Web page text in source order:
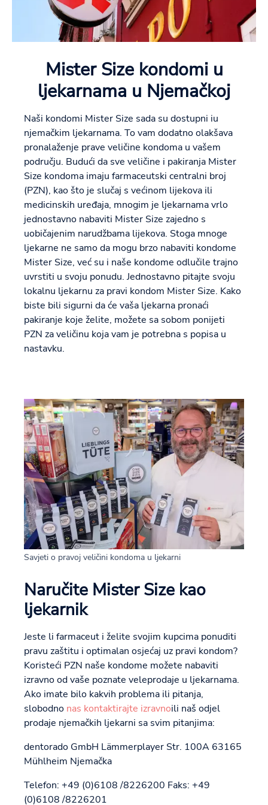
Mister Size kondomi u
ljekarnama u Njemačkoj
Naši kondomi Mister Size sada su dostupni iu
njemačkim ljekarnama. To vam dodatno olakšava
pronalaženje prave veličine kondoma u vašem
području. Budući da sve veličine i pakiranja Mister
Size kondoma imaju farmaceutski centralni broj
(PZN), kao što je slučaj s većinom lijekova ili
medicinskih uređaja, mnogim je ljekarnama vrlo
jednostavno nabaviti Mister Size zajedno s
uobičajenim narudžbama lijekova. Stoga mnoge
ljekarne ne samo da mogu brzo nabaviti kondome
Mister Size, već su i naše kondome odlučile trajno
uvrstiti u svoju ponudu. Jednostavno pitajte svoju
lokalnu ljekarnu za pravi kondom Mister Size. Kako
biste bili sigurni da će vaša ljekarna pronaći
pakiranje koje želite, možete sa sobom ponijeti
PZN za veličinu koja vam je potrebna s popisa u
nastavku.
Savjeti o pravoj veličini kondoma u ljekarni
Naručite Mister Size kao
ljekarnik
Jeste li farmaceut i želite svojim kupcima ponuditi
pravu zaštitu i optimalan osjećaj uz pravi kondom?
Koristeći PZN naše kondome možete nabaviti
izravno od vaše poznate veleprodaje u ljekarnama.
Ako imate bilo kakvih problema ili pitanja,
slobodno nas kontaktirajte izravnoili naš odjel
prodaje njemačkih ljekarni sa svim pitanjima:
dentorado GmbH Lämmerplayer Str. 100A 63165
Mühlheim Njemačka
Telefon: +49 (0)6108 /8226200 Faks: +49
(0)6108 /8226201